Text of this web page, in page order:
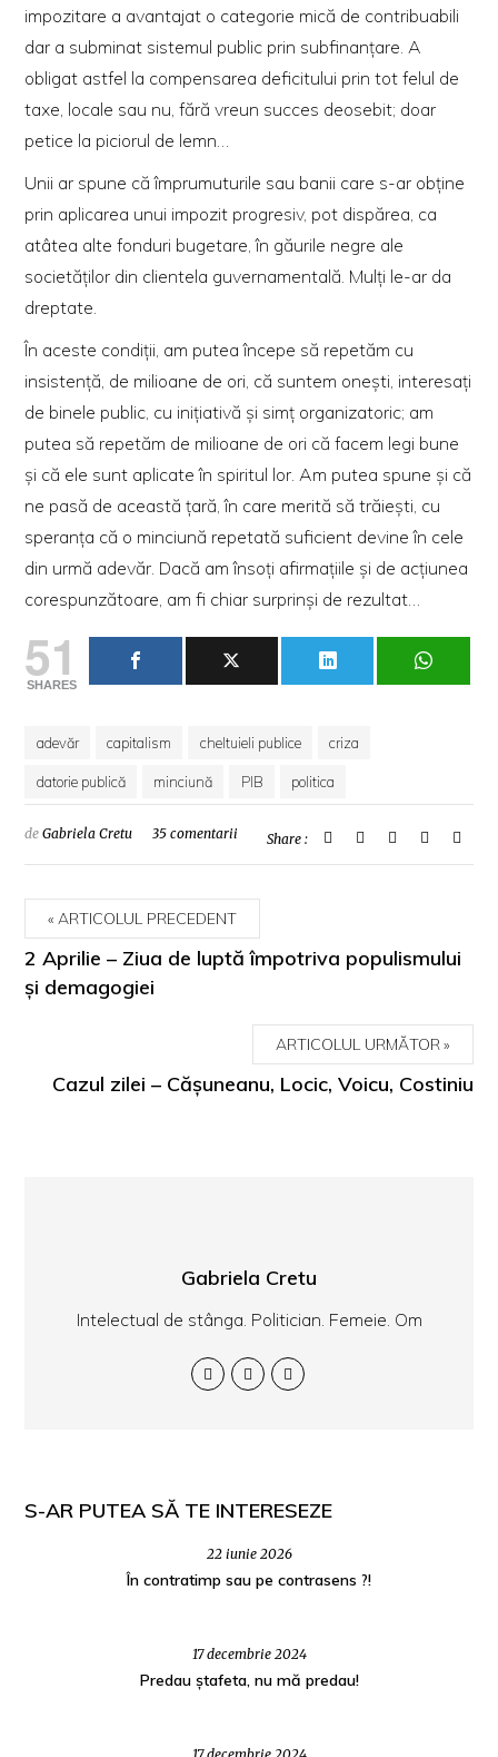
impozitare a avantajat o categorie mică de contribuabili
dar a subminat sistemul public prin subfinanţare. A
obligat astfel la compensarea deficitului prin tot felul de
taxe, locale sau nu, fără vreun succes deosebit; doar
petice la piciorul de lemn…
Unii ar spune că împrumuturile sau banii care s-ar obţine
prin aplicarea unui impozit progresiv, pot dispărea, ca
atâtea alte fonduri bugetare, în găurile negre ale
societăţilor din clientela guvernamentală. Mulţi le-ar da
dreptate.
În aceste condiţii, am putea începe să repetăm cu
insistenţă, de milioane de ori, că suntem oneşti, interesaţi
de binele public, cu iniţiativă şi simţ organizatoric; am
putea să repetăm de milioane de ori că facem legi bune
şi că ele sunt aplicate în spiritul lor. Am putea spune şi că
ne pasă de această ţară, în care merită să trăieşti, cu
speranţa că o minciună repetată suficient devine în cele
din urmă adevăr. Dacă am însoţi afirmaţiile şi de acţiunea
corespunzătoare, am fi chiar surprinşi de rezultat…
51
SHARES
adevăr capitalism cheltuieli publice criza
datorie publică minciună PIB politica
deGabriela Cretu 35 comentarii Share :
ARTICOLUL PRECEDENT
2 Aprilie – Ziua de luptă împotriva populismului
şi demagogiei
ARTICOLUL URMĂTOR
Cazul zilei – Căşuneanu, Locic, Voicu, Costiniu
Gabriela Cretu
Intelectual de stânga. Politician. Femeie. Om
S-AR PUTEA SĂ TE INTERESEZE
22 iunie 2026
În contratimp sau pe contrasens ?!
17 decembrie 2024
Predau ștafeta, nu mă predau!